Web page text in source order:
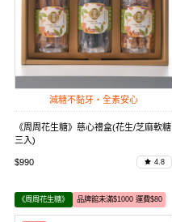
減糖不黏牙・全素安心
《周周花生糖》慈心禮盒(花生/芝麻軟糖
三入)
$990 4.8
《周周花生糖》 品牌館未滿$1000 運費$80